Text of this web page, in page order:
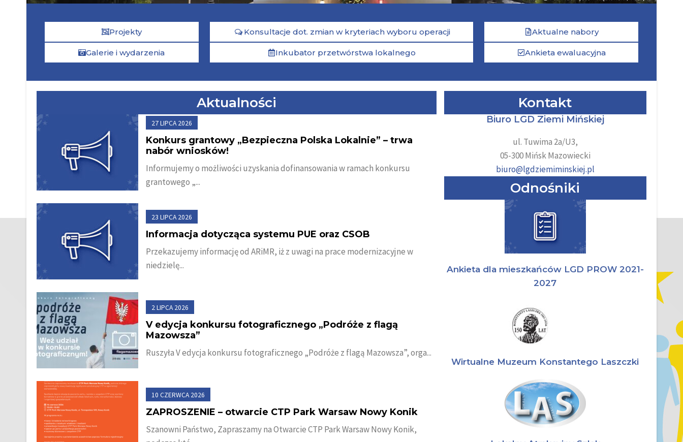
Projekty
Galerie i wydarzenia
Konsultacje dot. zmian w kryteriach wyboru operacji
Inkubator przetwórstwa lokalnego
Aktualne nabory
Ankieta ewaluacyjna
Aktualności
27 LIPCA 2026
Konkurs grantowy „Bezpieczna Polska Lokalnie” – trwa
nabór wniosków!
Informujemy o możliwości uzyskania dofinansowania w ramach konkursu
grantowego „...
23 LIPCA 2026
Informacja dotycząca systemu PUE oraz CSOB
Przekazujemy informację od ARiMR, iż z uwagi na prace modernizacyjne w
niedzielę...
2 LIPCA 2026
V edycja konkursu fotograficznego „Podróże z flagą
Mazowsza”
Ruszyła V edycja konkursu fotograficznego „Podróże z flagą Mazowsza”, orga...
10 CZERWCA 2026
ZAPROSZENIE – otwarcie CTP Park Warsaw Nowy Konik
Szanowni Państwo, Zapraszamy na Otwarcie CTP Park Warsaw Nowy Konik,
Ankieta dla mieszkańców LGD PROW 2021-
2027
Wirtualne Muzeum Konstantego Laszczki
Odnośniki
Kontakt
Biuro LGD Ziemi Mińskiej
ul. Tuwima 2a/U3,
05-300 Mińsk Mazowiecki
biuro@lgdziemiminskiej.pl